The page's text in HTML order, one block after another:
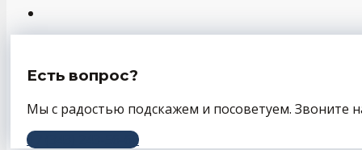
Есть вопрос?
Мы с радостью подскажем и посоветуем. Звоните
+7 (343) 243-56-66